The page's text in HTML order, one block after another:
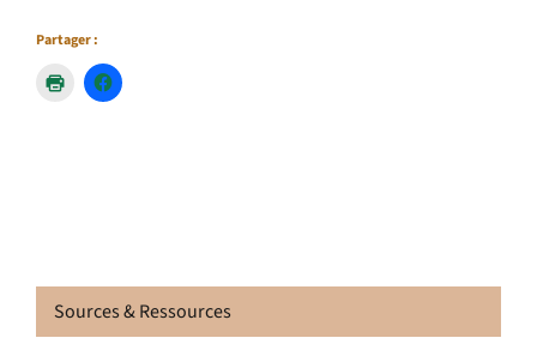
Partager :
Sources & Ressources